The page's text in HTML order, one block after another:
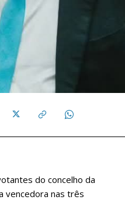
do concelho da
vencedora nas três